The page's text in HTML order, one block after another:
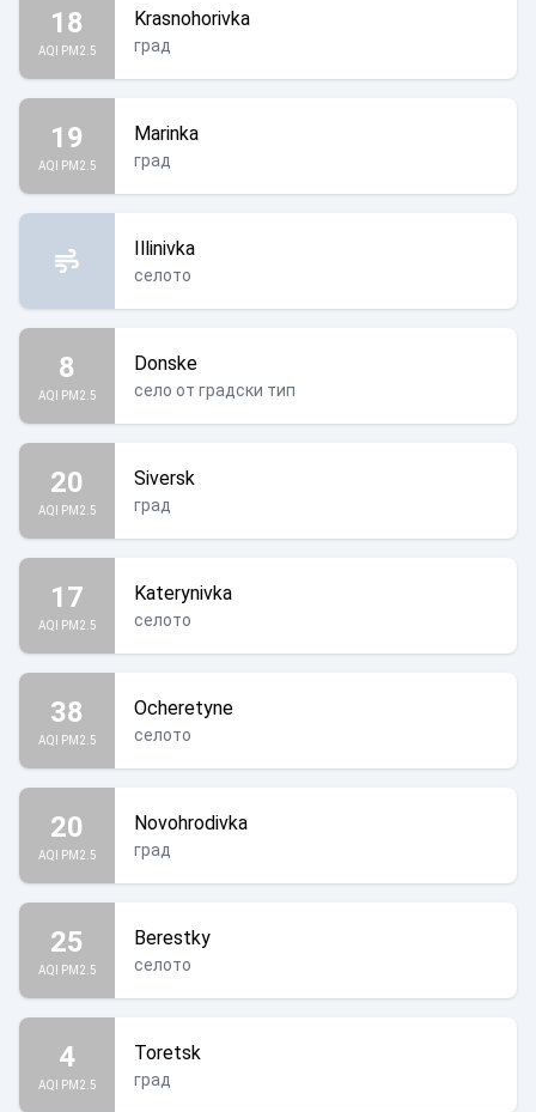
18
AQI PM2.5
Krasnohorivka
град
19
AQI PM2.5
Marinka
град
Illinivka
селото
8
AQI PM2.5
Donske
село от градски тип
20
AQI PM2.5
Siversk
град
17
AQI PM2.5
Katerynivka
селото
38
AQI PM2.5
Ocheretyne
селото
20
AQI PM2.5
Novohrodivka
град
25
AQI PM2.5
Berestky
селото
4
AQI PM2.5
Toretsk
град